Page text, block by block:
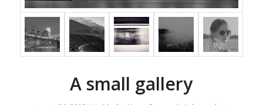
A small gallery